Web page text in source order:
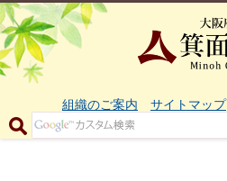
組織のご案内 サイトマップ